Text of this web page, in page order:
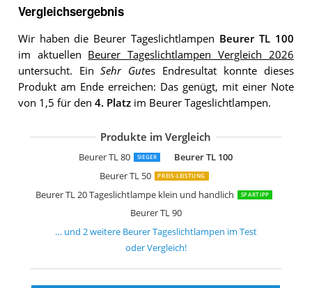
Vergleichsergebnis
Wir haben die Beurer Tageslichtlampen Beurer TL 100
im aktuellen Beurer Tageslichtlampen Vergleich 2026
untersucht. EinSehr Gutes Endresultat konnte dieses
Produkt am Ende erreichen: Das genügt, mit einer Note
von 1,5 für den 4. Platzim Beurer Tageslichtlampen.
Produkte im Vergleich
Beurer TL 80 SIEGER
Beurer TL 100
Beurer TL 50
PREIS-LEISTUNG
Beurer TL 20 Tageslichtlampe klein und handlich SPARTIPP
Beurer TL 90
Beurer TL 70
Beurer TL 30
… und 2weitere Beurer Tageslichtlampen im Test
oder Vergleich!